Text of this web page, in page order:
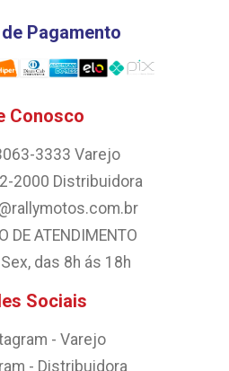
Pagamento
Conosco
3333 Varejo
2000 Distribuidora
DE ATENDIMENTO
das 8h ás 18h
Sociais
- Varejo
- Distribuidora